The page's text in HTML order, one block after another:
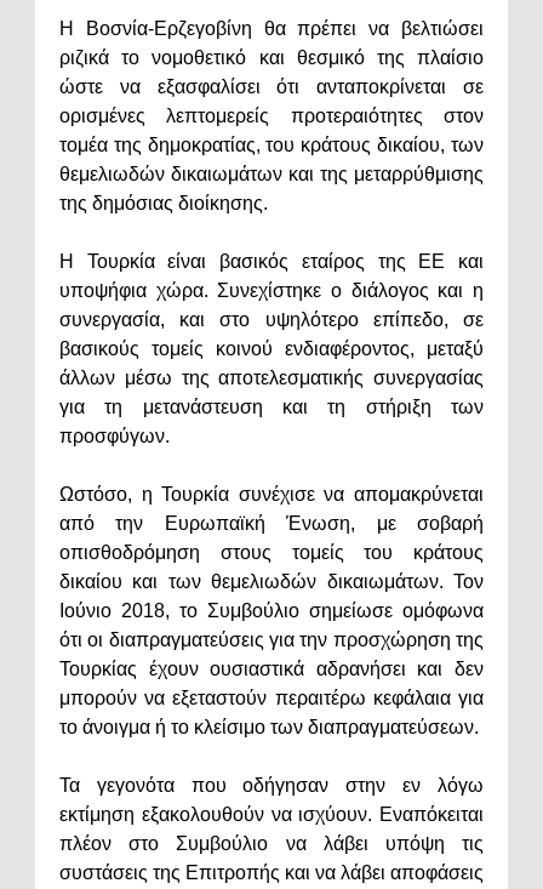
Η Βοσνία-Ερζεγοβίνη θα πρέπει να βελτιώσει
ριζικά το νομοθετικό και θεσμικό της πλαίσιο
ώστε να εξασφαλίσει ότι ανταποκρίνεται σε
ορισμένες λεπτομερείς προτεραιότητες στον
τομέα της δημοκρατίας, του κράτους δικαίου, των
θεμελιωδών δικαιωμάτων και της μεταρρύθμισης
της δημόσιας διοίκησης.
Η Τουρκία είναι βασικός εταίρος της ΕΕ και
υποψήφια χώρα. Συνεχίστηκε ο διάλογος και η
συνεργασία, και στο υψηλότερο επίπεδο, σε
βασικούς τομείς κοινού ενδιαφέροντος, μεταξύ
άλλων μέσω της αποτελεσματικής συνεργασίας
για τη μετανάστευση και τη στήριξη των
προσφύγων.
Ωστόσο, η Τουρκία συνέχισε να απομακρύνεται
από την Ευρωπαϊκή Ένωση, με σοβαρή
οπισθοδρόμηση στους τομείς του κράτους
δικαίου και των θεμελιωδών δικαιωμάτων. Τον
Ιούνιο 2018, το Συμβούλιο σημείωσε ομόφωνα
ότι οι διαπραγματεύσεις για την προσχώρηση της
Τουρκίας έχουν ουσιαστικά αδρανήσει και δεν
μπορούν να εξεταστούν περαιτέρω κεφάλαια για
το άνοιγμα ή το κλείσιμο των διαπραγματεύσεων.
Τα γεγονότα που οδήγησαν στην εν λόγω
εκτίμηση εξακολουθούν να ισχύουν. Εναπόκειται
πλέον στο Συμβούλιο να λάβει υπόψη τις
συστάσεις της Επιτροπής και να λάβει αποφάσεις